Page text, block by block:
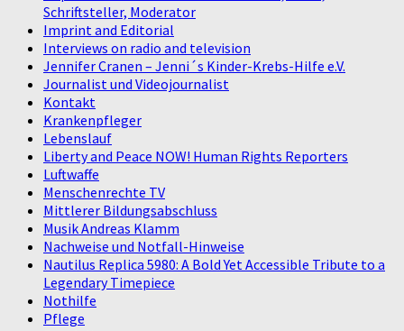
Schriftsteller, Moderator
Imprint and Editorial
Interviews on radio and television
Jennifer Cranen – Jenni´s Kinder-Krebs-Hilfe e.V.
Journalist und Videojournalist
Kontakt
Krankenpfleger
Lebenslauf
Liberty and Peace NOW! Human Rights Reporters
Luftwaffe
Menschenrechte TV
Mittlerer Bildungsabschluss
Musik Andreas Klamm
Nachweise und Notfall-Hinweise
Nautilus Replica 5980: A Bold Yet Accessible Tribute to a
Legendary Timepiece
Nothilfe
Pflege